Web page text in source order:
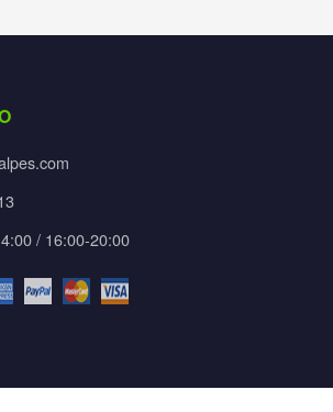
/ 16:00-20:00